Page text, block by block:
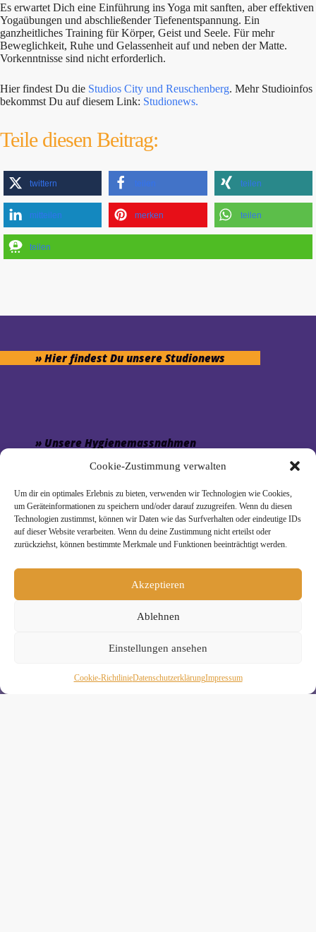
Cookie-Zustimmung verwalten
Um dir ein optimales Erlebnis zu bieten, verwenden wir Technologien wie Cookies,
um Geräteinformationen zu speichern und/oder darauf zuzugreifen. Wenn du diesen
Technologien zustimmst, können wir Daten wie das Surfverhalten oder eindeutige IDs
auf dieser Website verarbeiten. Wenn du deine Zustimmung nicht erteilst oder
zurückziehst, können bestimmte Merkmale und Funktionen beeinträchtigt werden.
Akzeptieren
Ablehnen
Einstellungen ansehen
Cookie-RichtlinieDaten­schutz­erklä­rungImpressum
Es erwartet Dich eine Einführung ins Yoga mit sanften, aber effektiven
Yogaübungen und abschließender Tiefenentspannung. Ein
ganzheitliches Training für Körper, Geist und Seele. Für mehr
Beweglichkeit, Ruhe und Gelassenheit auf und neben der Matte.
Vorkenntnisse sind nicht erforderlich.
Hier findest Du die Studios City und Reuschenberg. Mehr Studioinfos
bekommst Du auf diesem Link: Studionews.
Teile diesen Beitrag:
twittern teilen teilen
mitteilen merken teilen
teilen
» Hier findest Du unsere Studionews
» Unsere Hygienemassnahmen
Melde Dich hier zum Yogimotion Newsletter an:
Wenn Du magst, schicke ich Dir ungefähr monatlich Infos zu
aktuellen Kursen und Workshops bei Yogimotion. Du kannst
Dich natürlich jederzeit wieder abmelden. Alle Details zur
Nutzung Deiner Daten findest Du in unserer
Datenschutzerklärung.